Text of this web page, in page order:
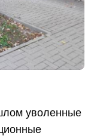
уволенные